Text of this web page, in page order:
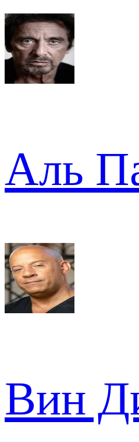
Аль
Вин